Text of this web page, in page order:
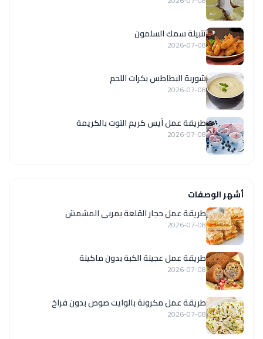
تتبيلة سمك السلمون
2026-07-08
شوربة البطاطس بكرات اللحم
2026-07-08
طريقة عمل آيس كريم التوت بالكريمة
2026-07-08
أشهر الوصفات
طريقة عمل حجار القلعة بمربى المشمش
2026-07-08
طريقة عمل عجينة الكبة بدون ماكينة
2026-07-08
طريقة عمل مكرونة بالوايت صوص بدون فراخ
2026-07-08